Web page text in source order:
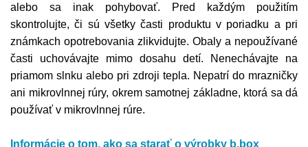
alebo sa inak pohybovať. Pred každým použitím
skontrolujte, či sú všetky časti produktu v poriadku a pri
známkach opotrebovania zlikvidujte. Obaly a nepoužívané
časti uchovávajte mimo dosahu detí. Nenechávajte na
priamom slnku alebo pri zdroji tepla. Nepatrí do mrazničky
ani mikrovlnnej rúry, okrem samotnej základne, ktorá sa dá
používať v mikrovlnnej rúre.
Informácie o tom, ako sa starať o výrobky b.box